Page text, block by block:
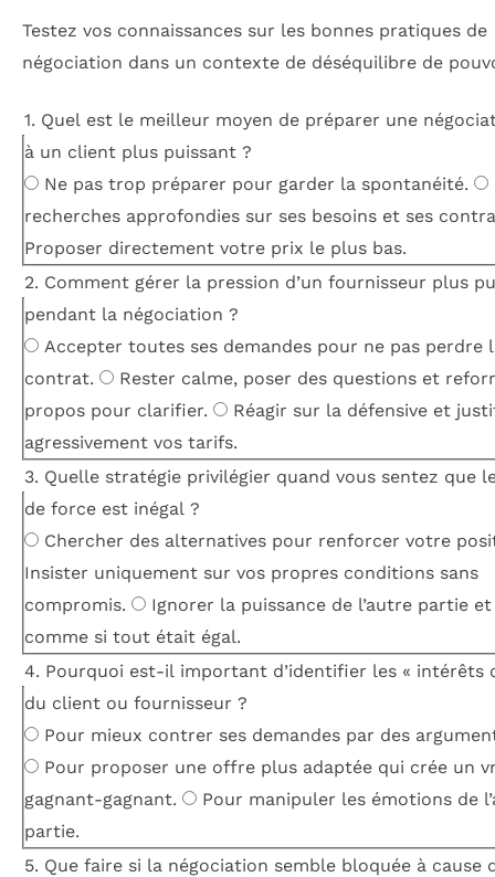
Testez vos connaissances sur les bonnes pratiques de
négociation dans un contexte de déséquilibre de
1. Quel est le meilleur moyen de préparer une
à un client plus puissant ?
Ne pas trop préparer pour garder la spontanéité.
recherches approfondies sur ses besoins et ses
Proposer directement votre prix le plus bas.
2. Comment gérer la pression d’un fournisseur plus
pendant la négociation ?
Accepter toutes ses demandes pour ne pas perdre
contrat.
Rester calme, poser des questions et
propos pour clarifier.
Réagir sur la défensive et
agressivement vos tarifs.
3. Quelle stratégie privilégier quand vous sentez que
de force est inégal ?
Chercher des alternatives pour renforcer votre
Insister uniquement sur vos propres conditions sans
compromis.
Ignorer la puissance de l’autre partie
comme si tout était égal.
4. Pourquoi est-il important d’identifier les « intérêts
du client ou fournisseur ?
Pour mieux contrer ses demandes par des
Pour proposer une offre plus adaptée qui crée un
gagnant-gagnant.
Pour manipuler les émotions de
partie.
5. Que faire si la négociation semble bloquée à cause